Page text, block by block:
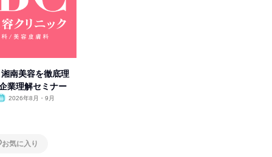
湘南美容を徹底理
業理解セミナー
2026年8月・9月
お気に入り